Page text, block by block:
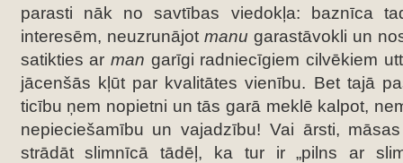
parasti nāk no savtības viedokļa: baznīca
interesēm, neuzrunājot manu garastāvokli un
satikties ar man garīgi radniecīgiem cilvēkiem
jācenšās kļūt par kvalitātes vienību. Bet tajā
ticību ņem nopietni un tās garā meklē kalpot,
nepieciešamību un vajadzību! Vai ārsti,
strādāt slimnīcā tādēļ, ka tur ir „pilns ar